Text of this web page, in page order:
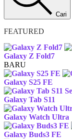
Cari
FEATURED
Galaxy Z Fold7
BARU
Galaxy S25 FE
Galaxy Tab S11
Galaxy Watch Ultra
Galaxy Buds3 FE